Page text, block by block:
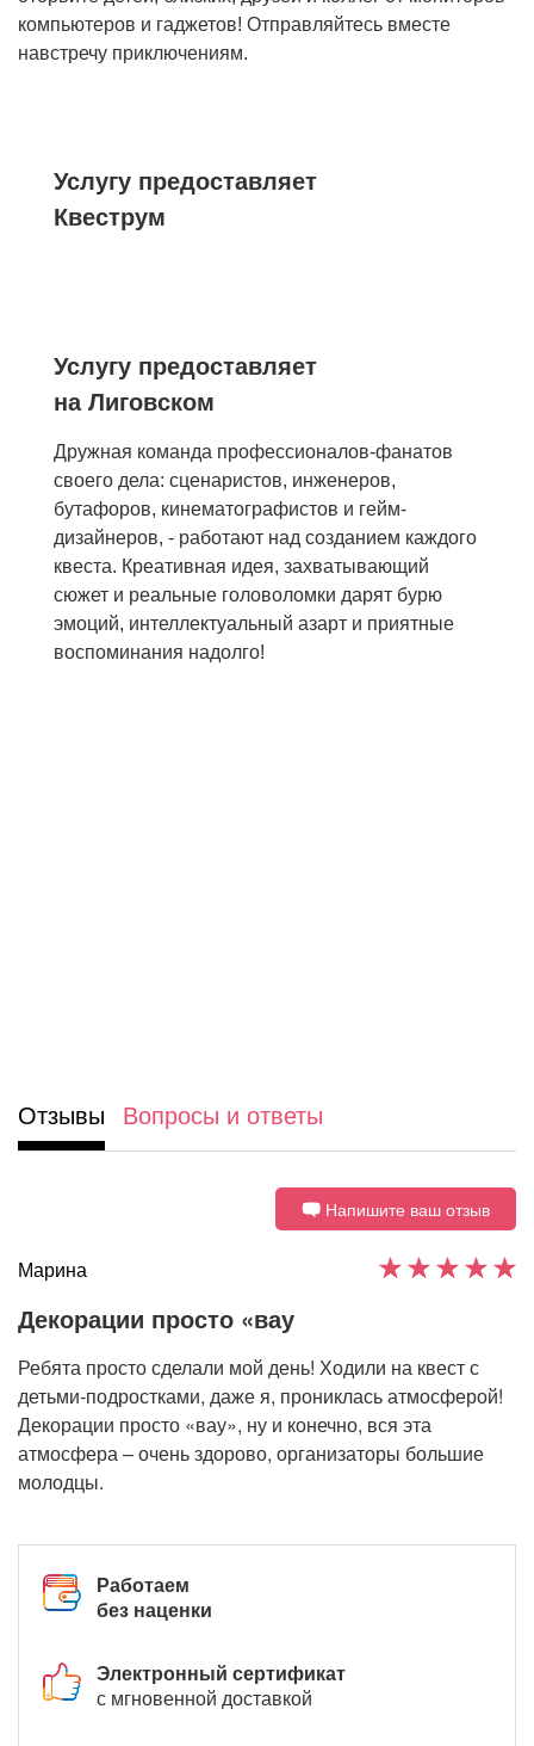
компьютеров и гаджетов! Отправляйтесь вместе
навстречу приключениям.
Услугу предоставляет
Квеструм
Услугу предоставляет
на Лиговском
Дружная команда профессионалов-фанатов
своего дела: сценаристов, инженеров,
бутафоров, кинематографистов и гейм-
дизайнеров, - работают над созданием каждого
квеста. Креативная идея, захватывающий
сюжет и реальные головоломки дарят бурю
эмоций, интеллектуальный азарт и приятные
воспоминания надолго!
Отзывы Вопросы и ответы
Напишите ваш отзыв
Марина
Декорации просто «вау
Ребята просто сделали мой день! Ходили на квест с
детьми-подростками, даже я, прониклась атмосферой!
Декорации просто «вау», ну и конечно, вся эта
атмосфера – очень здорово, организаторы большие
молодцы.
Работаем
без наценки
Электронный сертификат
с мгновенной доставкой